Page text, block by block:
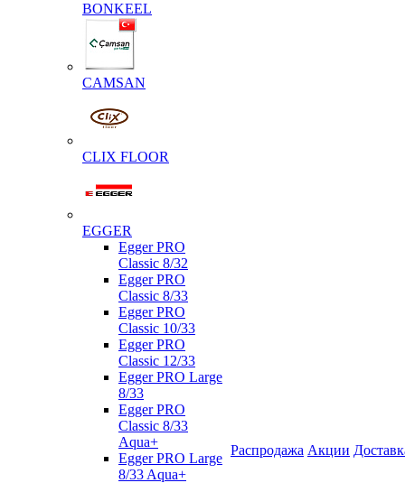
BONKEEL
CAMSAN
CLIX FLOOR
EGGER
Egger PRO
Classic 8/32
Egger PRO
Classic 8/33
Egger PRO
Classic 10/33
Egger PRO
Classic 12/33
Egger PRO Large
8/33
Egger PRO
Classic 8/33
Aqua+
Egger PRO Large
8/33 Aqua+
Распродажа Акции